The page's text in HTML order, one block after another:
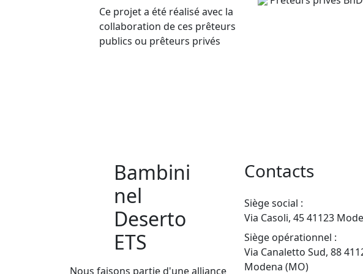
Ce projet a été réalisé avec la
collaboration de ces prêteurs
publics ou prêteurs privés
Bambini
nel
Deserto
ETS
Nous faisons partie d'une alliance
Contacts
Siège social :
Via Casoli, 45 41123
Siège opérationnel :
Via Canaletto Sud, 88
Modena (MO)